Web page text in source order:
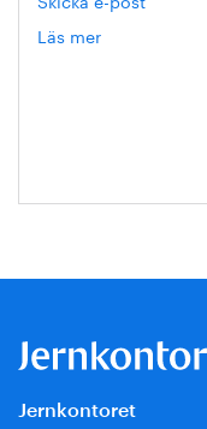
Läs mer
Jernkontoret